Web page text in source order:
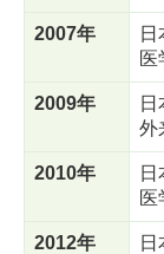
2007年
医
2009年
外
2010年
医
2012年